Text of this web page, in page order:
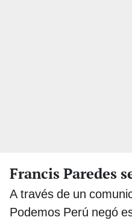
Francis Paredes
A través de un
Podemos Perú negó